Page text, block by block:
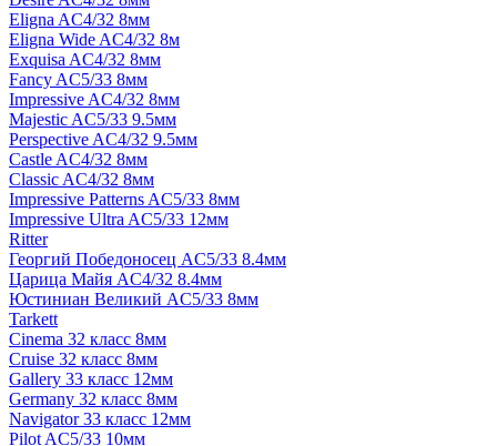
Eligna AC4/32 8мм
Eligna Wide AC4/32 8м
Exquisa AC4/32 8мм
Fancy AC5/33 8мм
Impressive AC4/32 8мм
Majestic AC5/33 9.5мм
Perspective AC4/32 9.5мм
Castle AC4/32 8мм
Classic AC4/32 8мм
Impressive Patterns AC5/33 8мм
Impressive Ultra AC5/33 12мм
Ritter
Георгий Победоносец AC5/33 8.4мм
Царица Майя AC4/32 8.4мм
Юстиниан Великий AC5/33 8мм
Tarkett
Cinema 32 класс 8мм
Cruise 32 класс 8мм
Gallery 33 класс 12мм
Germany 32 класс 8мм
Navigator 33 класс 12мм
Pilot AC5/33 10мм